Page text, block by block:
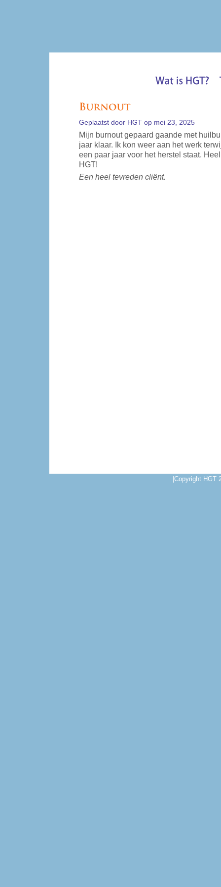
Geplaatst door HGT op mei 23, 2025
Mijn burnout gepaard gaande met
jaar klaar. Ik kon weer aan het werk
een paar jaar voor het herstel staat.
HGT!
Een heel tevreden cliënt.
|Copyright HGT